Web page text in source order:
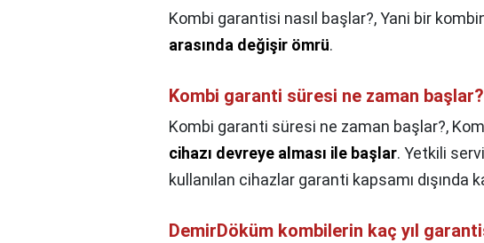
Kombi garantisi nasıl başlar?,Yani bir
arasında değişir ömrü.
Kombi garanti süresi ne zaman başlar?
Kombi garanti süresi ne zaman başlar?,
cihazı devreye alması ile başlar. Yetkili
kullanılan cihazlar garanti kapsamı dışında
DemirDöküm kombilerin kaç yıl